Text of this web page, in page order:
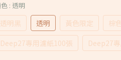
: 透明
透明黑 透明 黃色限定
棕
Deep27專用濾紙100張
Deep27